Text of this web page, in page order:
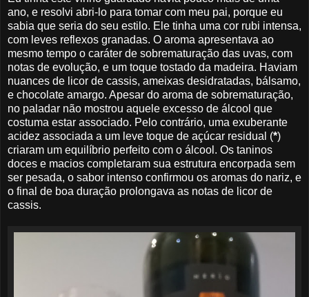
ano, e resolvi abri-lo para tomar com meu pai, porque eu
sabia que seria do seu estilo. Ele tinha uma cor rubi intensa,
com leves reflexos granadas. O aroma apresentava ao
mesmo tempo o caráter de sobrematuração das uvas, com
notas de evolução, e um toque tostado da madeira. Haviam
nuances de licor de cassis, ameixas desidratadas, bálsamo,
e chocolate amargo. Apesar do aroma de sobrematuração,
no paladar não mostrou aquele excesso de álcool que
costuma estar associado. Pelo contrário, uma exuberante
acidez associada a um leve toque de açúcar residual (*)
criaram um equilíbrio perfeito com o álcool. Os taninos
doces e macios completaram sua estrutura encorpada sem
ser pesada, o sabor intenso confirmou os aromas do nariz, e
o final de boa duração prolongava as notas de licor de
cassis.